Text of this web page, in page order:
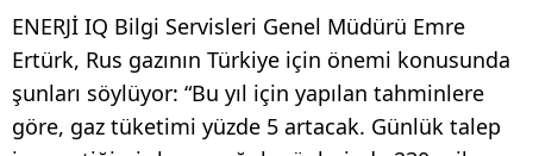
ENERJİ IQ Bilgi Servisleri Genel Müdürü Emre
Ertürk, Rus gazının Türkiye için önemi konusunda
şunları söylüyor: “Bu yıl için yapılan tahminlere
göre, gaz tüketimi yüzde 5 artacak. Günlük talep